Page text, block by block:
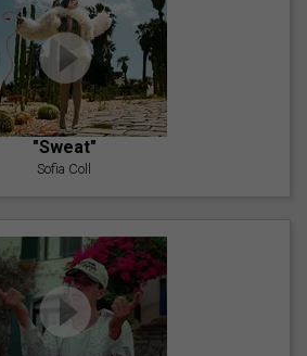
"Sweat"
Sofia Coll